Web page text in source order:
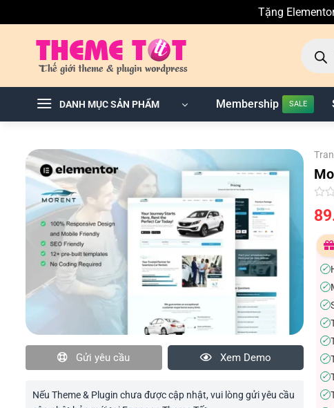
Tặng
Tìm
kiếm
sản
phẩm
DANH MỤC SẢN PHẨM Membership
Gửi yêu cầu Xem Demo
Nếu Theme & Plugin chưa được cập nhật, vui lòng gửi yêu cầu
xếp
0.0
5
sao
✓
✓
✓
✓
✓
✓
✓
✓